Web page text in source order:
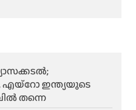
എയ്റോ ഇന്ത്യയുടെ
തന്നെ